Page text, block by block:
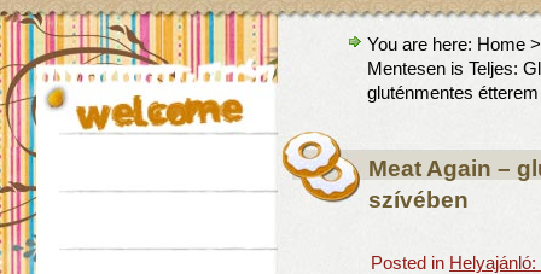
You are here: Home
Mentesen is Teljes:
gluténmentes
Meat Again –
szívében
Posted in